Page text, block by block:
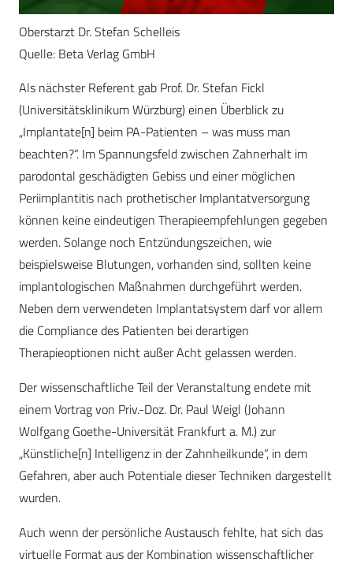
Oberstarzt Dr. Stefan Schelleis
Quelle: Beta Verlag GmbH
Als nächster Referent gab Prof. Dr. Stefan Fickl
(Universitätsklinikum Würzburg) einen Überblick zu
„Implantate[n] beim PA-Patienten – was muss man
beachten?“. Im Spannungsfeld zwischen Zahnerhalt im
parodontal geschädigten Gebiss und einer mög­lichen
Periimplantitis nach prothetischer Implantatversorgung
können keine eindeutigen Therapieempfehlungen gegeben
­werden. Solange noch Entzündungszeichen, wie
beispielsweise Blutungen, vorhanden sind, sollten keine
implantologischen Maßnahmen durchgeführt werden.
Neben dem verwendeten Implantatsystem darf vor allem
die Compliance des Patienten bei derartigen
Therapieoptionen nicht außer Acht gelassen werden.
Der wissenschaftliche Teil der Veranstaltung endete mit
einem Vortrag von Priv.-Doz. Dr. Paul Weigl (Johann
Wolfgang Goethe-Universität Frankfurt a. M.) zur
„Künstliche[n] Intelligenz in der Zahnheilkunde“, in dem
Gefahren, aber auch Potentiale dieser Techniken dargestellt
wurden.
Auch wenn der persönliche Austausch fehlte, hat sich das
virtuelle Format aus der Kombination wissenschaftlicher